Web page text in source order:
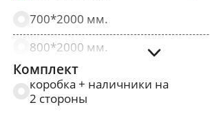
700*2000 мм.
800*2000 мм.
900*2000 мм.
Комплект
коробка + наличники на
2 стороны